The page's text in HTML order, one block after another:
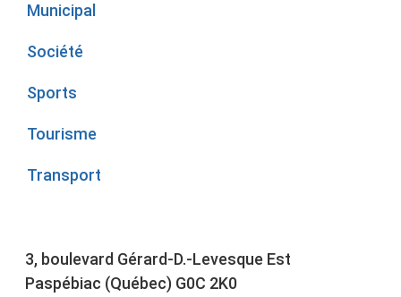
Municipal
Société
Sports
Tourisme
Transport
3, boulevard Gérard-D.-Levesque Est
Paspébiac (Québec) G0C 2K0